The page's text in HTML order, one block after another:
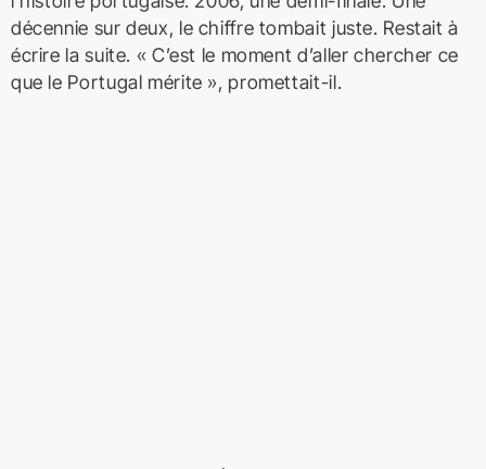
décennie sur deux, le chiffre tombait juste. Restait à
écrire la suite. « C’est le moment d’aller chercher ce
que le Portugal mérite », promettait-il.